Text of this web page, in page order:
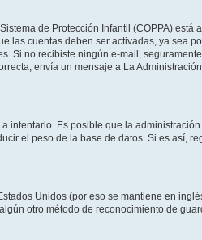
de Protección Infantil (COPPA)
cuentas deben ser activadas, ya sea
Si no recibiste ningún e-mail,
envía un mensaje a La
Es posible que la
el peso de la base de datos. Si es así,
Unidos (por eso se mantiene en
otro método de reconocimiento de